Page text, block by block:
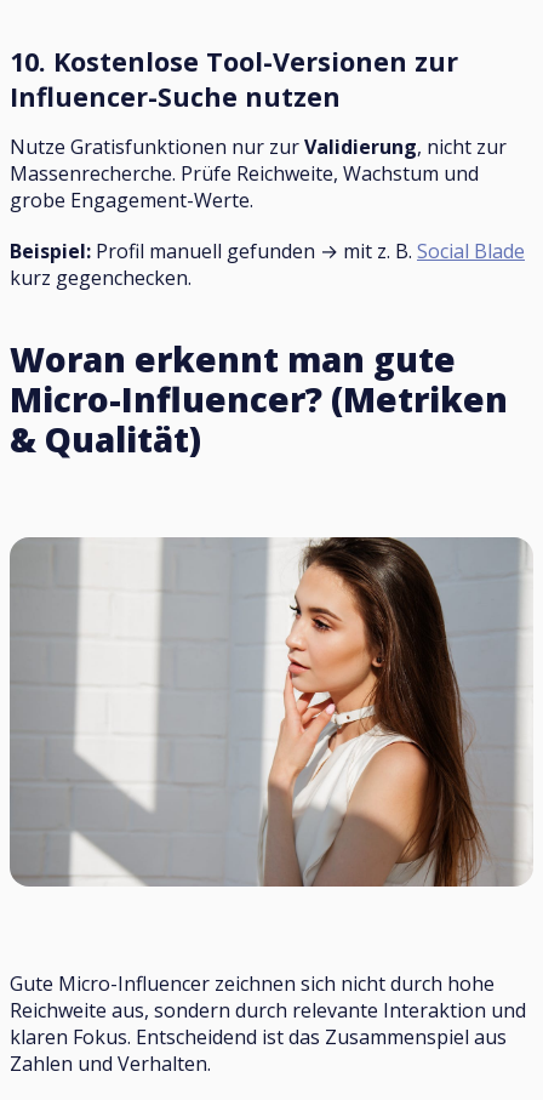
10. Kostenlose Tool-Versionen zur
Influencer-Suche nutzen
Nutze Gratisfunktionen nur zurValidierung, nicht zur
Massenrecherche. Prüfe Reichweite, Wachstum und
grobe Engagement-Werte.
Beispiel: Profil manuell gefunden → mit z. B. Social Blade
kurz gegenchecken.
Woran erkennt man gute
Micro-Influencer? (Metriken
& Qualität)
Gute Micro-Influencer zeichnen sich nicht durch hohe
Reichweite aus, sondern durch relevante Interaktion und
klaren Fokus. Entscheidend ist das Zusammenspiel aus
Zahlen und Verhalten.